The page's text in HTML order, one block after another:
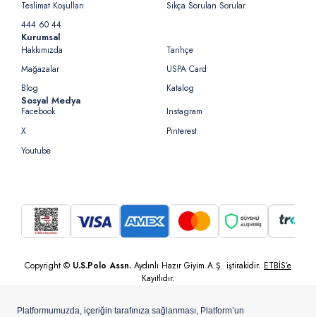
Teslimat Koşulları
Sıkça Sorulan Sorular
444 60 44
Kurumsal
Hakkımızda
Tarihçe
Mağazalar
USPA Card
Blog
Katalog
Sosyal Medya
Facebook
Instagram
X
Pinterest
Youtube
Copyright © U.S.Polo Assn. Aydınlı Hazır Giyim A.Ş. iştirakidir. ETBİS’e
Kayıtlıdır.